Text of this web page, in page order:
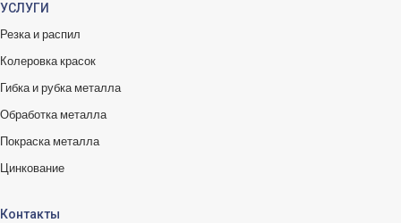
УСЛУГИ
Резка и распил
Колеровка красок
Гибка и рубка металла
Обработка металла
Покраска металла
Цинкование
Контакты